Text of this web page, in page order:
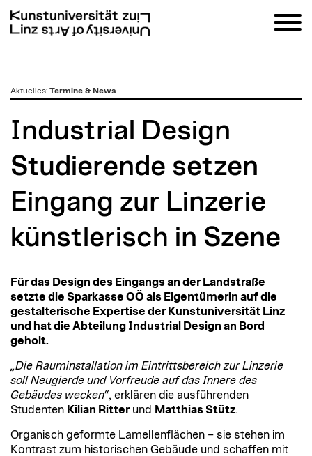
zumAktuelles: Termine & News
Industrial Design
Studierende setzen
Eingang zur Linzerie
künstlerisch in Szene
Für das Design des Eingangs an der Landstraße
setzte die Sparkasse OÖ als Eigentümerin auf die
gestalterische Expertise der Kunstuniversität Linz
und hat die Abteilung Industrial Design an Bord
geholt.
„Die Rauminstallation im Eintrittsbereich zur Linzerie
soll Neugierde und Vorfreude auf das Innere des
Gebäudes wecken“, erklären die ausführenden
Studenten Kilian Ritterund Matthias Stütz.
Organisch geformte Lamellenflächen – sie stehen im
Kontrast zum historischen Gebäude und schaffen mit